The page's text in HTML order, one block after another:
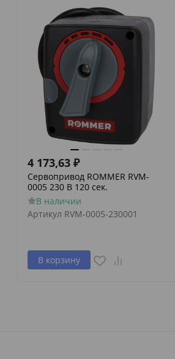
4 173,63 ₽
Сервопривод ROMMER RVM-
0005 230 В 120 сек.
В наличии
Артикул RVM-0005-230001
В корзину